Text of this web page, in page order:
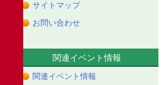
サイトマップ
お問い合わせ
関連イベント情報
関連イベント情報